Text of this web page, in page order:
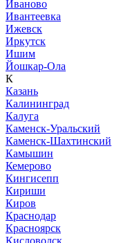
Иваново
Ивантеевка
Ижевск
Иркутск
Ишим
Йошкар-Ола
К
Казань
Калининград
Калуга
Каменск-Уральский
Каменск-Шахтинский
Камышин
Кемерово
Кингисепп
Кириши
Киров
Краснодар
Красноярск
Кисловодск